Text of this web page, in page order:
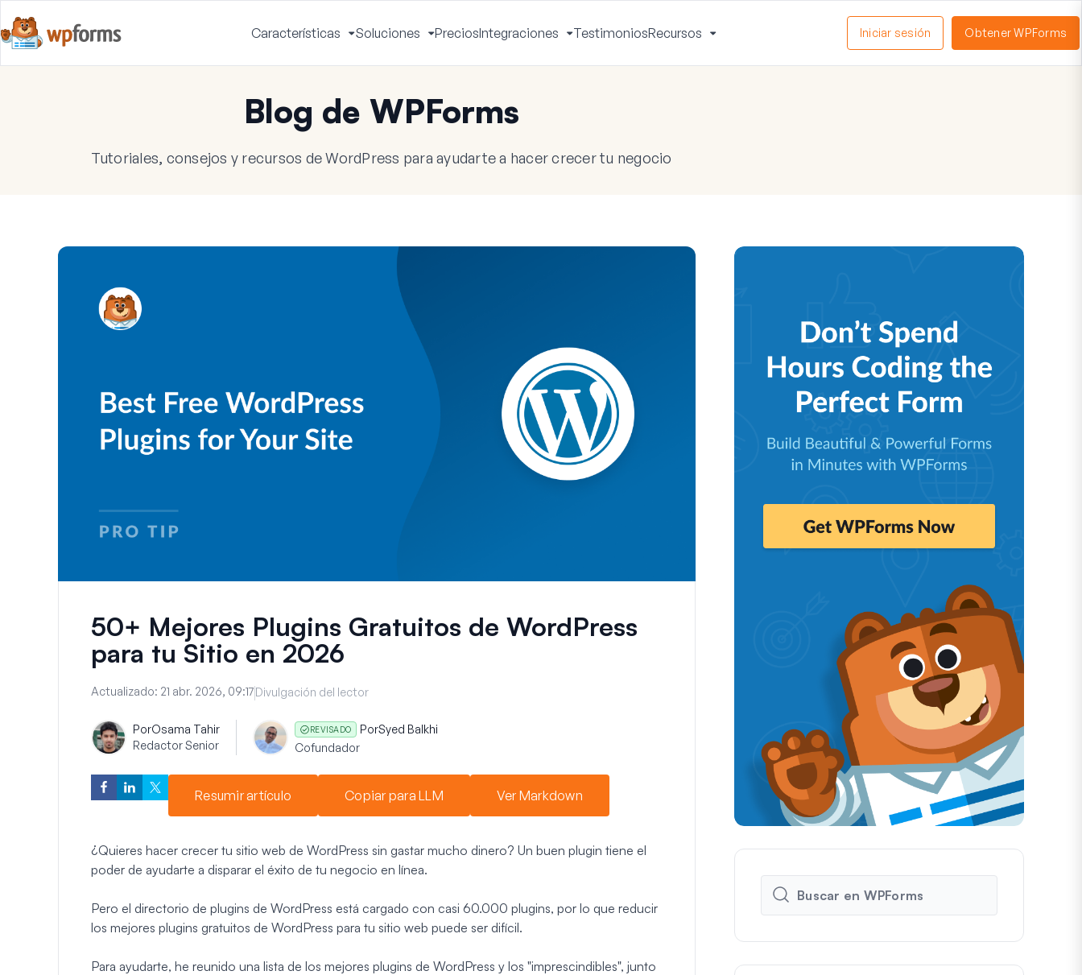
Características
Activar
menú
Soluciones
Activar
menú
PreciosIntegraciones
Activar
menú
TestimoniosRecursos
menú
Iniciar sesión Obtener WPForms
Blog de WPForms
Tutoriales, consejos y recursos de WordPress para ayudarte a hacer crecer tu negocio
50+ Mejores Plugins Gratuitos de WordPress
para tu Sitio en 2026
Actualizado: 21 abr. 2026, 09:17Divulgación del lector
PorOsama Tahir
Redactor Senior
REVISADO PorSyed Balkhi
Cofundador
Resumir artículo Copiar para LLM Ver Markdown
¿Quieres hacer crecer tu sitio web de WordPress sin gastar mucho dinero? Un buen plugin tiene el
poder de ayudarte a disparar el éxito de tu negocio en línea.
Pero el directorio de plugins de WordPress está cargado con casi 60.000 plugins, por lo que reducir
los mejores plugins gratuitos de WordPress para tu sitio web puede ser difícil.
Para ayudarte, he reunido una lista de los mejores plugins de WordPress y los "imprescindibles", junto